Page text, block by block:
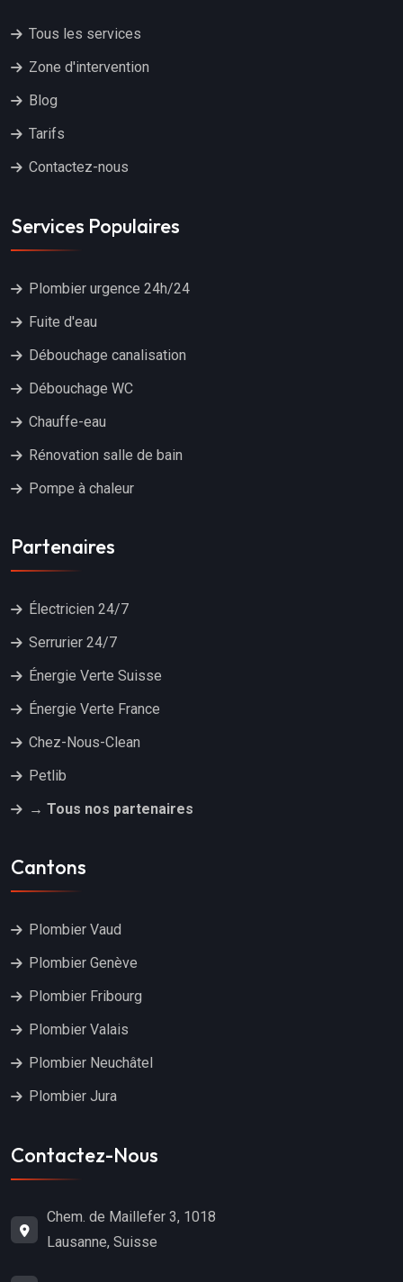
Tous les services
Zone d'intervention
Blog
Tarifs
Contactez-nous
Services Populaires
Plombier urgence 24h/24
Fuite d'eau
Débouchage canalisation
Débouchage WC
Chauffe-eau
Rénovation salle de bain
Pompe à chaleur
Partenaires
Électricien 24/7
Serrurier 24/7
Énergie Verte Suisse
Énergie Verte France
Chez-Nous-Clean
Petlib
→ Tous nos partenaires
Cantons
Plombier Vaud
Plombier Genève
Plombier Fribourg
Plombier Valais
Plombier Neuchâtel
Plombier Jura
Contactez-Nous
Chem. de Maillefer 3, 1018
Lausanne, Suisse